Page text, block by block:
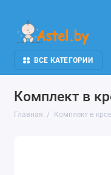
ВСЕ КАТЕГОРИИ
Комплект в
Главная Комплект в